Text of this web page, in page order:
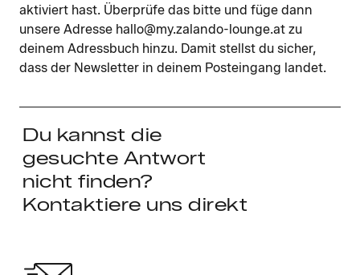
aktiviert hast. Überprüfe das bitte und füge dann
unsere Adresse hallo@my.zalando-lounge.at zu
deinem Adressbuch hinzu. Damit stellst du sicher,
dass der Newsletter in deinem Posteingang landet.
Du kannst die
gesuchte Antwort
nicht finden?
Kontaktiere uns direkt